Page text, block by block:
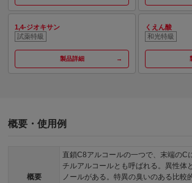
1,4-ジオキサン
試薬特級
製品詳細
くえん酸
和光特級
概要・使用例
概要
直鎖C8アルコールの一つで、末端のC
チルアルコールとも呼ばれる。異性体
ノールがある。特異の臭いのある比較